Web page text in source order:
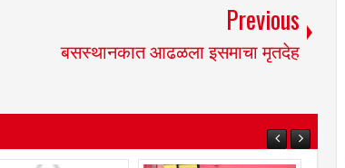
Previous
बसस्थानकात आढळला इसमाचा मृतदेह